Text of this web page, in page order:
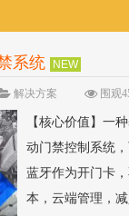
系统 NEW
解决方案 围观
【核心价值】一
动门禁控制系统
蓝牙作为开门卡
本，云端管理，